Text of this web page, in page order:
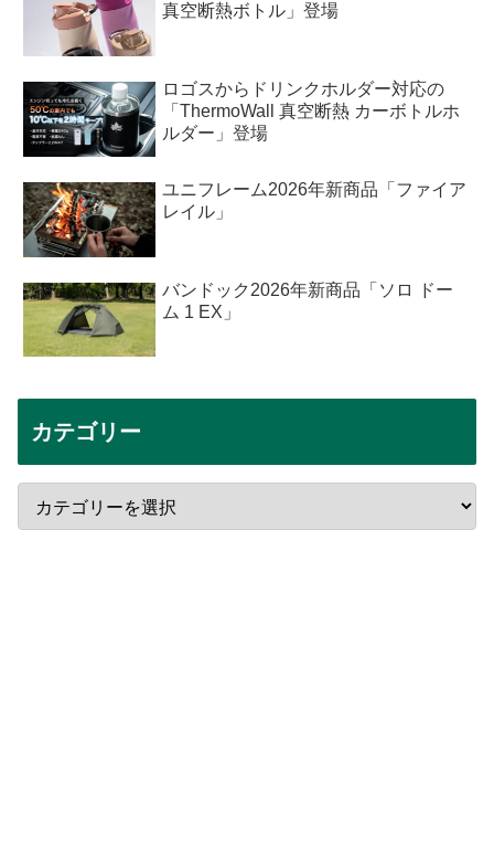
真空断熱ボトル」登場
ロゴスからドリンクホルダー対応の
「ThermoWall 真空断熱 カーボトルホ
ルダー」登場
ユニフレーム2026年新商品「ファイア
レイル」
バンドック2026年新商品「ソロ ドー
ム 1 EX」
カテゴリー